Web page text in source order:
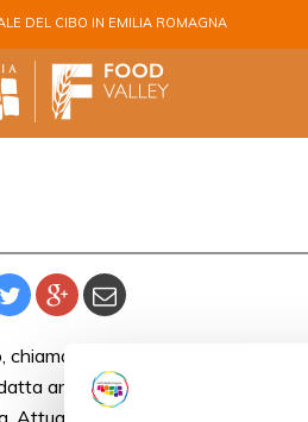
DEL CIBO IN EMILIA ROMAGNA
chiamato anche “Uva Rambela”,
anche ai terreni poco fertili e
Attualmente coltivato nelle zone